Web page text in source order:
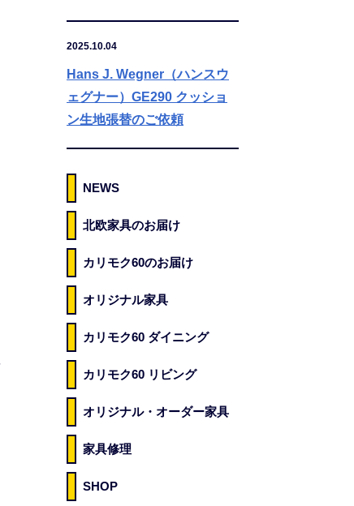
2025.10.04
Hans J. Wegner（ハンスウ
ェグナー）GE290 クッショ
ン生地張替のご依頼
NEWS
北欧家具のお届け
カリモク60のお届け
オリジナル家具
カリモク60 ダイニング
カリモク60 リビング
オリジナル・オーダー家具
家具修理
SHOP